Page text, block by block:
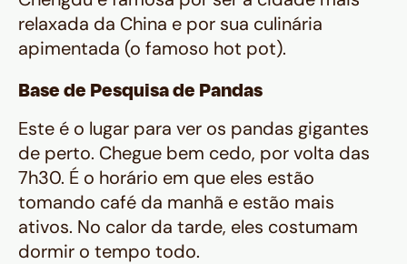
relaxada da China e por sua culinária
apimentada (o famoso hot pot).
Base de Pesquisa de Pandas
Este é o lugar para ver os pandas gigantes
de perto. Chegue bem cedo, por volta das
7h30. É o horário em que eles estão
tomando café da manhã e estão mais
ativos. No calor da tarde, eles costumam
dormir o tempo todo.